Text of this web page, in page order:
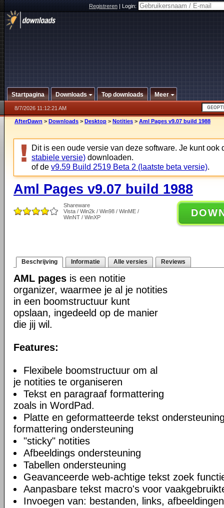
Registreren|Login:
Startpagina Downloads Top downloads Meer
8/7/2026 11:12:21 AM
AfterDawn > Downloads > Desktop > Notities > Aml Pages v9.07 build 1988
Dit is een oude versie van deze software. Je kunt ook
stabiele versie) downloaden.
of de v9.59 Build 2519 Beta 2 (laatste beta versie).
Aml Pages v9.07 build 1988
Shareware
Vista / Win2k / Win98 / WinME /
WinNT / WinXP
Beschrijving Informatie Alle versies Reviews
AML pages is een notitie
organizer, waarmee je al je notities
in een boomstructuur kunt
opslaan, ingedeeld op de manier
die jij wil.
Features:
Flexibele boomstructuur om al
je notities te organiseren
Tekst en paragraaf formattering
zoals in WordPad.
Platte en geformatteerde tekst
formattering ondersteuning
"sticky" notities
Afbeeldings ondersteuning
Tabellen ondersteuning
Geavanceerde web-achtige tekst zoek
Aanpasbare tekst macro's voor
Invoegen van: bestanden, links,